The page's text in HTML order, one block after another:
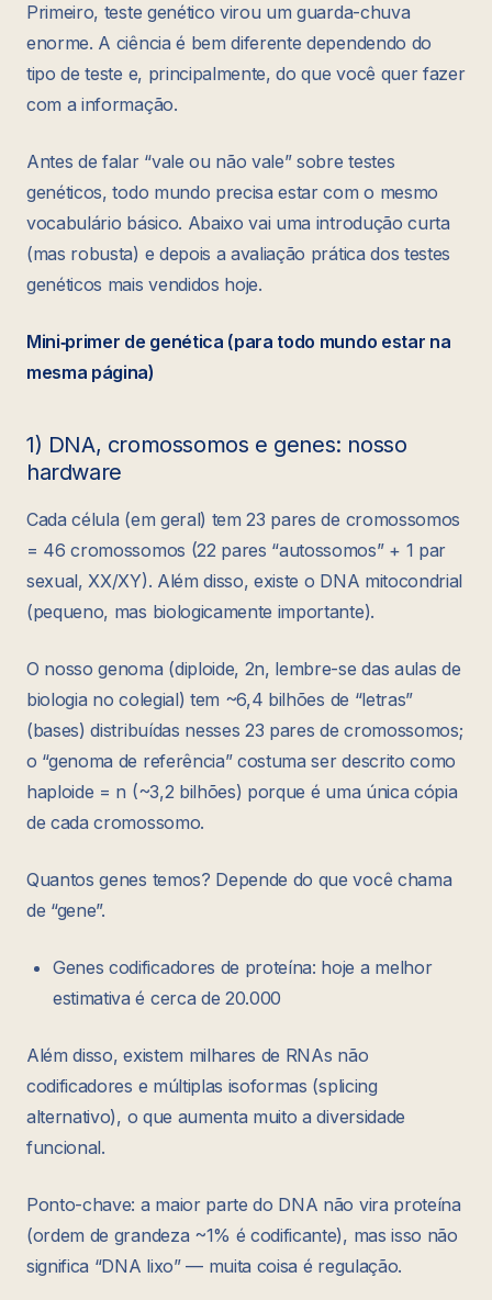
Primeiro, teste genético virou um guarda-chuva
enorme. A ciência é bem diferente dependendo do
tipo de teste e, principalmente, do que você quer fazer
com a informação.
Antes de falar “vale ou não vale” sobre testes
genéticos, todo mundo precisa estar com o mesmo
vocabulário básico. Abaixo vai uma introdução curta
(mas robusta) e depois a avaliação prática dos testes
genéticos mais vendidos hoje.
Mini‑primer de genética (para todo mundo estar na
mesma página)
1) DNA, cromossomos e genes: nosso
hardware
Cada célula (em geral) tem 23 pares de cromossomos
= 46 cromossomos (22 pares “autossomos” + 1 par
sexual, XX/XY). Além disso, existe o DNA mitocondrial
(pequeno, mas biologicamente importante).
O nosso genoma (diploide, 2n, lembre-se das aulas de
biologia no colegial) tem ~6,4 bilhões de “letras”
(bases) distribuídas nesses 23 pares de cromossomos;
o “genoma de referência” costuma ser descrito como
haploide = n (~3,2 bilhões) porque é uma única cópia
de cada cromossomo.
Quantos genes temos? Depende do que você chama
de “gene”.
Genes codificadores de proteína: hoje a melhor
estimativa é cerca de 20.000
Além disso, existem milhares de RNAs não
codificadores e múltiplas isoformas (splicing
alternativo), o que aumenta muito a diversidade
funcional.
Ponto-chave: a maior parte do DNA não vira proteína
(ordem de grandeza ~1% é codificante), mas isso não
significa “DNA lixo” — muita coisa é regulação.